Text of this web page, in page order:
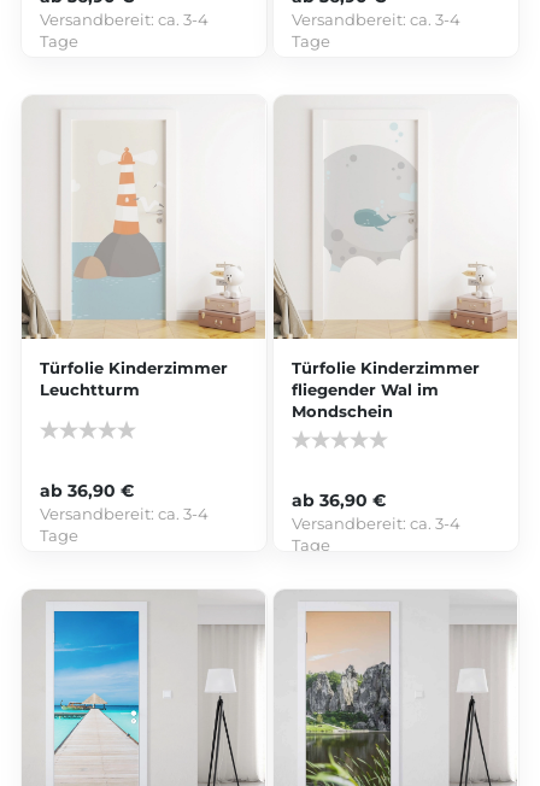
Versandbereit:ca. 3-4
Tage
Versandbereit:ca. 3-4
Tage
Türfolie Kinderzimmer
Leuchtturm
ab 36,90 €
Versandbereit:ca. 3-4
Tage
Türfolie Kinderzimmer
fliegender Wal im
Mondschein
ab 36,90 €
Versandbereit:ca. 3-4
Tage